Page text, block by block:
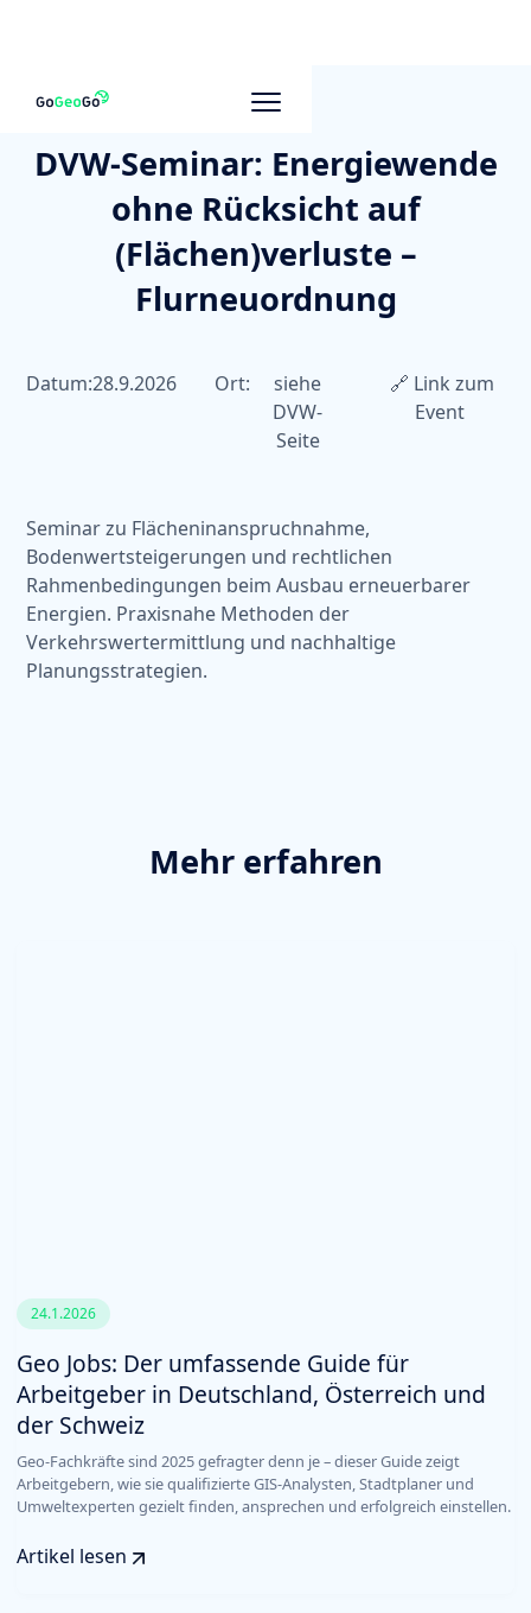
DVW-Seminar: Energiewende
ohne Rücksicht auf
(Flächen)verluste –
Flurneuordnung
Datum:28.9.2026 Ort:
siehe
DVW-
Seite
🔗 Link zum
Event
Seminar zu Flächeninanspruchnahme,
Bodenwertsteigerungen und rechtlichen
Rahmenbedingungen beim Ausbau erneuerbarer
Energien. Praxisnahe Methoden der
Verkehrswertermittlung und nachhaltige
Planungsstrategien.
Mehr erfahren
24.1.2026
Geo Jobs: Der umfassende Guide für
Arbeitgeber in Deutschland, Österreich und
der Schweiz
Geo-Fachkräfte sind 2025 gefragter denn je – dieser Guide zeigt
Arbeitgebern, wie sie qualifizierte GIS-Analysten, Stadtplaner und
Umweltexperten gezielt finden, ansprechen und erfolgreich einstellen.
Artikel lesen